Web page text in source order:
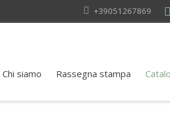
+39051267869
Chi siamo Rassegna stampa